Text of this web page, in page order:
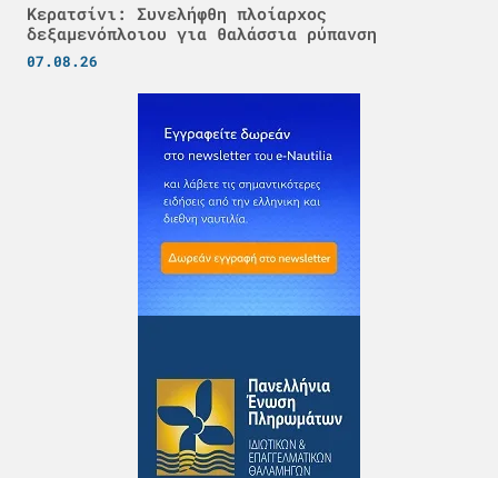
Κερατσίνι: Συνελήφθη πλοίαρχος
δεξαμενόπλοιου για θαλάσσια ρύπανση
07.08.26